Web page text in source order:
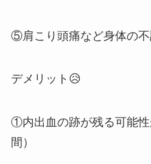
⑤肩こり頭痛など身体の
デメリット😥
①内出血の跡が残る可能性
間）